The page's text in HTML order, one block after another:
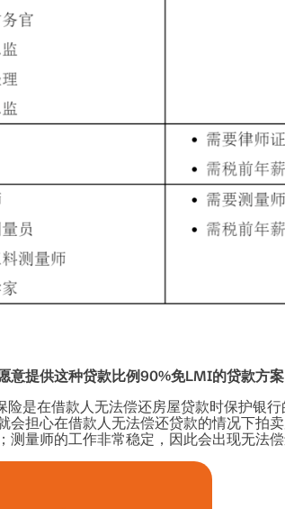
意提供这种贷款比例90%免LMI的贷款方案
险是在借款人无法偿还房屋贷款时保护银
会担心在借款人无法偿还贷款的情况下拍
测量师的工作非常稳定，因此会出现无法